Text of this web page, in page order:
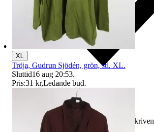
Ersättning om varan inte är som beskriven
XL
Tröja, Gudrun Sjödén, grön, stl. XL.
Sluttid16 aug 20:53.
Pris:31 kr,Ledande bud.